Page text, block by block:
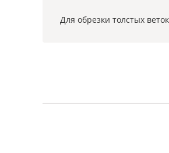
Для обрезки толстых